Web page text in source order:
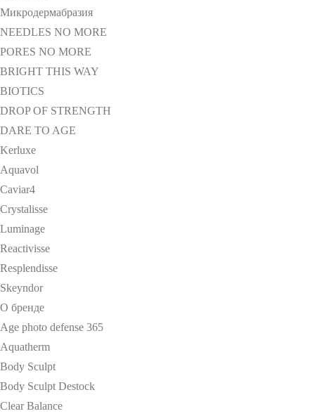
Микродермабразия
NEEDLES NO MORE
PORES NO MORE
BRIGHT THIS WAY
BIOTICS
DROP OF STRENGTH
DARE TO AGE
Kerluxe
Aquavol
Caviar4
Crystalisse
Luminage
Reactivisse
Resplendisse
Skeyndor
О бренде
Age photo defense 365
Aquatherm
Body Sculpt
Body Sculpt Destock
Clear Balance